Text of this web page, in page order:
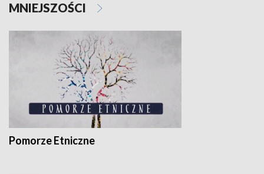
MNIEJSZOŚCI
Pomorze Etniczne